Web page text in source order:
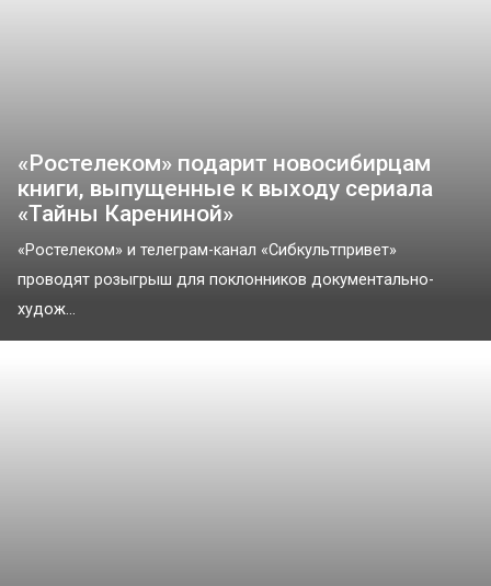
«Ростелеком» подарит новосибирцам
книги, выпущенные к выходу сериала
«Тайны Карениной»
«Ростелеком» и телеграм-канал «Сибкультпривет»
проводят розыгрыш для поклонников документально-
худож...